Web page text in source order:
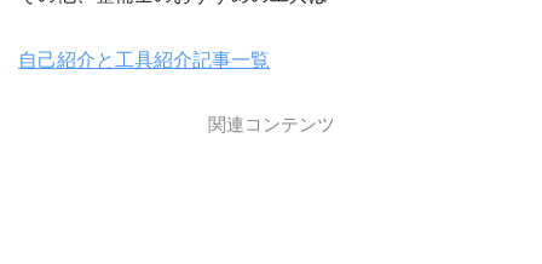
自己紹介と工具紹介記事一覧
関連コンテンツ